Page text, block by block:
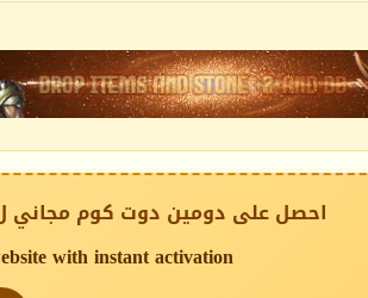
احصل على دومين دوت كوم مجاني
with instant activation